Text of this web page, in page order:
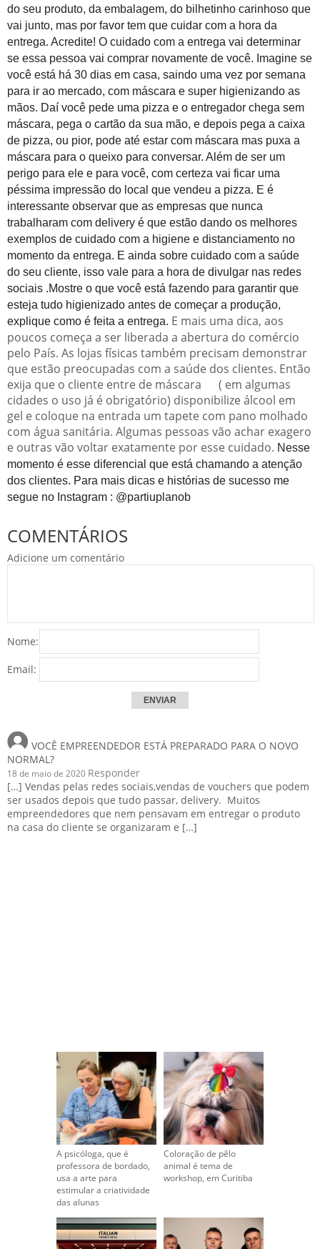
do seu produto, da embalagem, do bilhetinho carinhoso que
vai junto, mas por favor tem que cuidar com a hora da
entrega. Acredite! O cuidado com a entrega vai determinar
se essa pessoa vai comprar novamente de você. Imagine se
você está há 30 dias em casa, saindo uma vez por semana
para ir ao mercado, com máscara e super higienizando as
mãos. Daí você pede uma pizza e o entregador chega sem
máscara, pega o cartão da sua mão, e depois pega a caixa
de pizza, ou pior, pode até estar com máscara mas puxa a
máscara para o queixo para conversar. Além de ser um
perigo para ele e para você, com certeza vai ficar uma
péssima impressão do local que vendeu a pizza. E é
interessante observar que as empresas que nunca
trabalharam com delivery é que estão dando os melhores
exemplos de cuidado com a higiene e distanciamento no
momento da entrega. E ainda sobre cuidado com a saúde
do seu cliente, isso vale para a hora de divulgar nas redes
sociais .Mostre o que você está fazendo para garantir que
esteja tudo higienizado antes de começar a produção,
explique como é feita a entrega. E mais uma dica, aos
poucos começa a ser liberada a abertura do comércio
pelo País. As lojas físicas também precisam demonstrar
que estão preocupadas com a saúde dos clientes. Então
exija que o cliente entre de máscara ( em algumas
cidades o uso já é obrigatório) disponibilize álcool em
gel e coloque na entrada um tapete com pano molhado
com água sanitária. Algumas pessoas vão achar exagero
e outras vão voltar exatamente por esse cuidado. Nesse
momento é esse diferencial que está chamando a atenção
dos clientes. Para mais dicas e histórias de sucesso me
segue no Instagram : @partiuplanob
COMENTÁRIOS
Adicione um comentário
Nome:
Email:
VOCÊ EMPREENDEDOR ESTÁ PREPARADO PARA O NOVO
NORMAL?
18 de maio de 2020 Responder
[…] Vendas pelas redes sociais,vendas de vouchers que podem
ser usados depois que tudo passar, delivery. Muitos
empreendedores que nem pensavam em entregar o produto
na casa do cliente se organizaram e […]
A psicóloga, que é
professora de bordado,
usa a arte para
estimular a criatividade
das alunas
Coloração de pêlo
animal é tema de
workshop, em Curitiba